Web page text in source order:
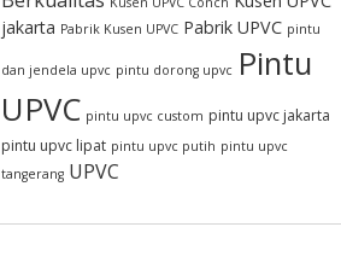
jakarta Pabrik Kusen UPVC Pabrik UPVC pintu
dan jendela upvc pintu dorong upvc Pintu
UPVC pintu upvc custom pintu upvc jakarta
pintu upvc lipat pintu upvc putih pintu upvc
tangerang UPVC